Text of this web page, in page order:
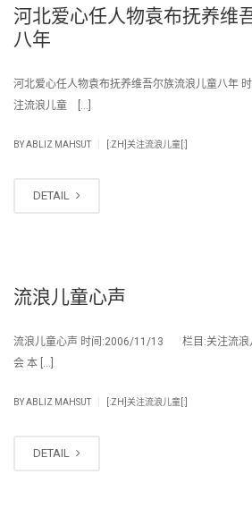
河北爱心任人物袁布抚养维
八年
河北爱心任人物袁布抚养维吾尔族流浪儿童八
注流浪儿童 […]
BYABLIZ MAHSUT [:ZH]关注流浪儿童[:]
DETAIL
流浪儿童心声
流浪儿童心声 时间:2006/11/13 栏目:关注流
会 本 […]
BYABLIZ MAHSUT [:ZH]关注流浪儿童[:]
DETAIL